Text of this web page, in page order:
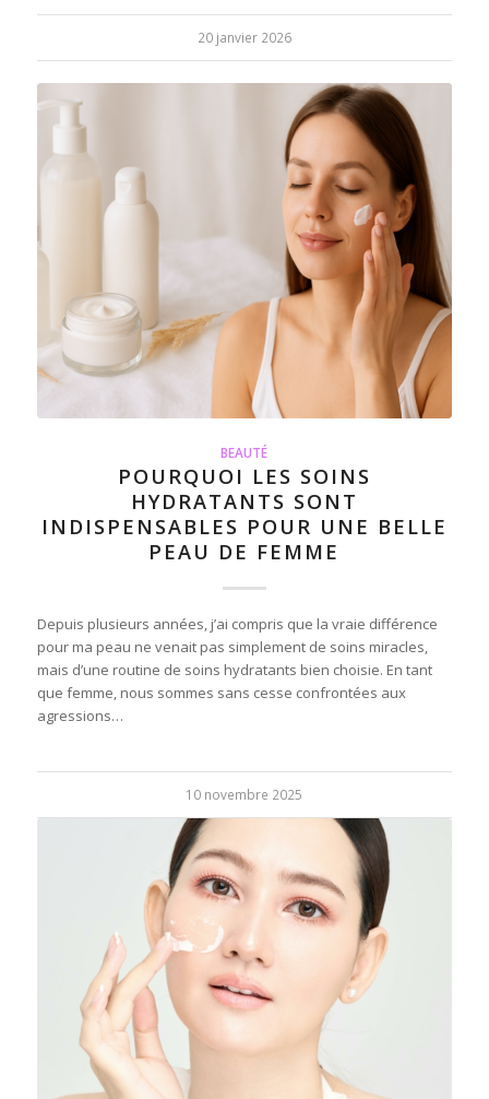
20 janvier 2026
BEAUTÉ
POURQUOI LES SOINS
HYDRATANTS SONT
INDISPENSABLES POUR UNE BELLE
PEAU DE FEMME
Depuis plusieurs années, j’ai compris que la vraie différence
pour ma peau ne venait pas simplement de soins miracles,
mais d’une routine de soins hydratants bien choisie. En tant
que femme, nous sommes sans cesse confrontées aux
agressions…
10 novembre 2025